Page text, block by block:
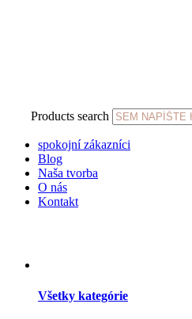
Products search
spokojní zákazníci
Blog
Naša tvorba
O nás
Kontakt
Všetky kategórie